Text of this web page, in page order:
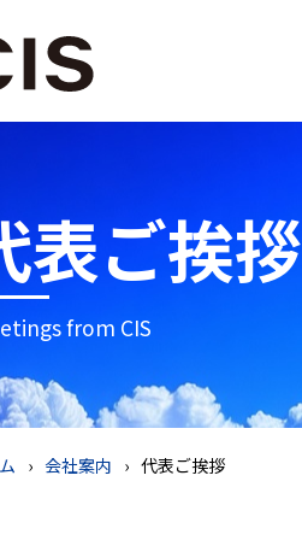
表ご挨拶
from CIS
会社案内 代表ご挨拶